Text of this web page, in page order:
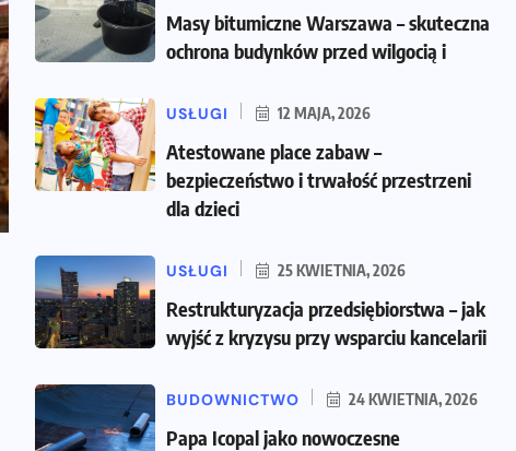
Masy bitumiczne Warszawa – skuteczna
ochrona budynków przed wilgocią i
USŁUGI 12 MAJA, 2026
Atestowane place zabaw –
bezpieczeństwo i trwałość przestrzeni
dla dzieci
USŁUGI 25 KWIETNIA, 2026
Restrukturyzacja przedsiębiorstwa – jak
wyjść z kryzysu przy wsparciu kancelarii
BUDOWNICTWO 24 KWIETNIA, 2026
Papa Icopal jako nowoczesne